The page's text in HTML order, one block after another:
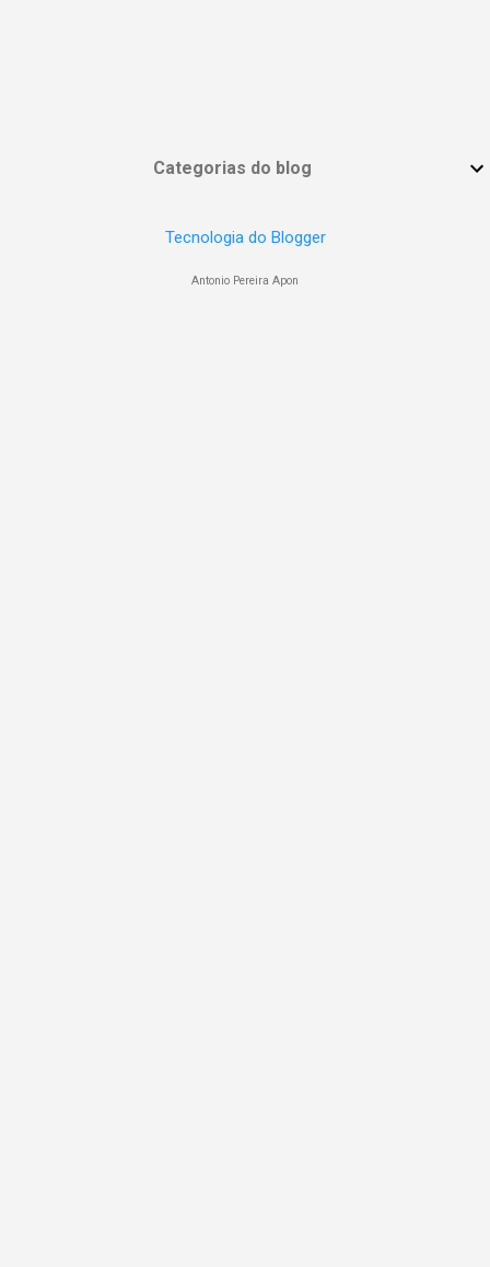
Categorias do blog
Tecnologia do Blogger
Antonio Pereira Apon